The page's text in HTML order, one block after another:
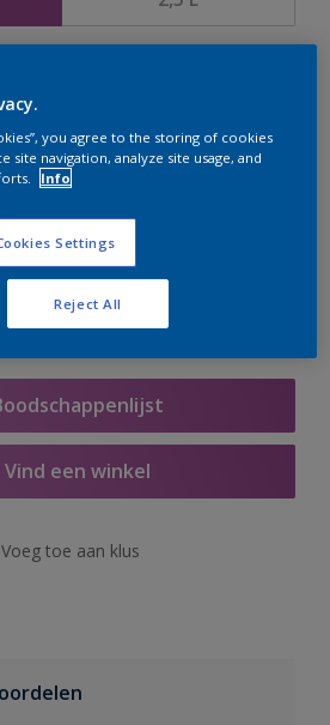
website in de gaten, we werken
aan te vullen.
Vind een winkel
Voeg toe aan klus
you agree to the storing of cookies
site navigation, analyze site usage, and
Info
Settings
Reject All